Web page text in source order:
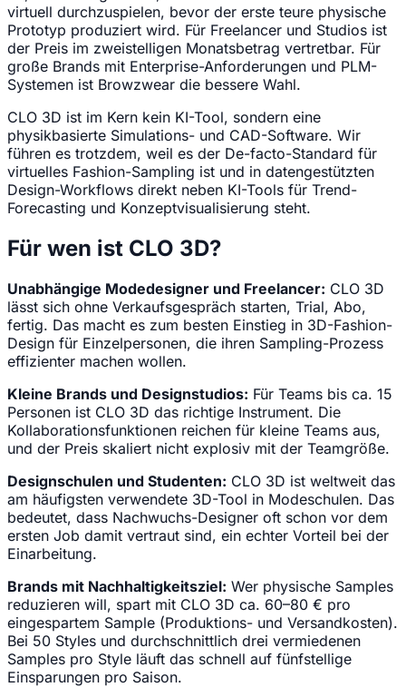
virtuell durchzuspielen, bevor der erste teure physische
Prototyp produziert wird. Für Freelancer und Studios ist
der Preis im zweistelligen Monatsbetrag vertretbar. Für
große Brands mit Enterprise-Anforderungen und PLM-
Systemen ist Browzwear die bessere Wahl.
CLO 3D ist im Kern kein KI-Tool, sondern eine
physikbasierte Simulations- und CAD-Software. Wir
führen es trotzdem, weil es der De-facto-Standard für
virtuelles Fashion-Sampling ist und in datengestützten
Design-Workflows direkt neben KI-Tools für Trend-
Forecasting und Konzeptvisualisierung steht.
Für wen ist CLO 3D?
Unabhängige Modedesigner und Freelancer: CLO 3D
lässt sich ohne Verkaufsgespräch starten, Trial, Abo,
fertig. Das macht es zum besten Einstieg in 3D-Fashion-
Design für Einzelpersonen, die ihren Sampling-Prozess
effizienter machen wollen.
Kleine Brands und Designstudios: Für Teams bis ca. 15
Personen ist CLO 3D das richtige Instrument. Die
Kollaborationsfunktionen reichen für kleine Teams aus,
und der Preis skaliert nicht explosiv mit der Teamgröße.
Designschulen und Studenten: CLO 3D ist weltweit das
am häufigsten verwendete 3D-Tool in Modeschulen. Das
bedeutet, dass Nachwuchs-Designer oft schon vor dem
ersten Job damit vertraut sind, ein echter Vorteil bei der
Einarbeitung.
Brands mit Nachhaltigkeitsziel: Wer physische Samples
reduzieren will, spart mit CLO 3D ca. 60–80 € pro
eingespartem Sample (Produktions- und Versandkosten).
Bei 50 Styles und durchschnittlich drei vermiedenen
Samples pro Style läuft das schnell auf fünfstellige
Einsparungen pro Saison.